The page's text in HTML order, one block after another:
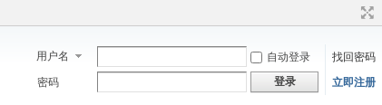
用户名 自动登录
找回密码
密码
登录 立即注册